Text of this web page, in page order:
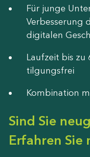
Für junge
Verbesserung
digitalen
Laufzeit bis zu
tilgungsfrei
Kombination
Sind Sie
Erfahren Sie